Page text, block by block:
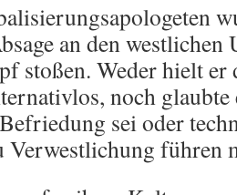
an den westlichen
stoßen. Weder hielt er
noch glaubte
sei oder
Verwestlichung führen